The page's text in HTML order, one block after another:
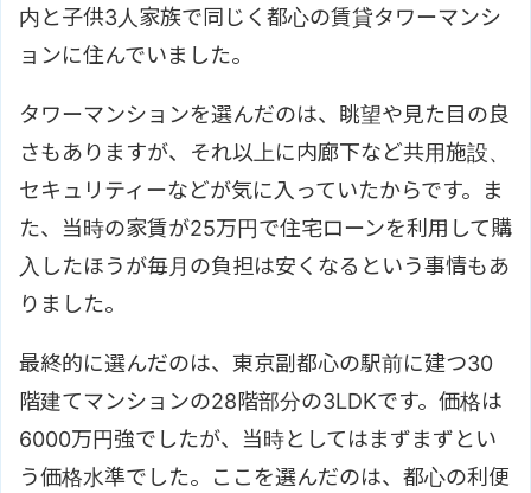
内と子供3人家族で同じく都心の賃貸タワーマンシ
ョンに住んでいました。
タワーマンションを選んだのは、眺望や見た目の良
さもありますが、それ以上に内廊下など共用施設、
セキュリティーなどが気に入っていたからです。ま
た、当時の家賃が25万円で住宅ローンを利用して購
入したほうが毎月の負担は安くなるという事情もあ
りました。
最終的に選んだのは、東京副都心の駅前に建つ30
階建てマンションの28階部分の3LDKです。価格は
6000万円強でしたが、当時としてはまずまずとい
う価格水準でした。ここを選んだのは、都心の利便